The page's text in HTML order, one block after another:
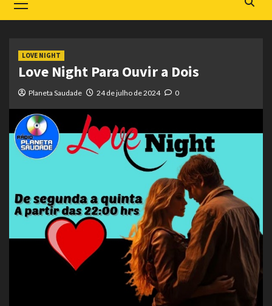
Menu
LOVE NIGHT
Love Night Para Ouvir a Dois
Planeta Saudade 24 de julho de 2024 0